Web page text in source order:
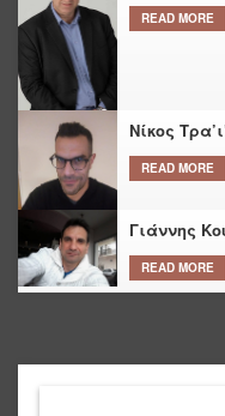
READ MORE
Νίκος
READ MORE
Γιάννης
READ MORE